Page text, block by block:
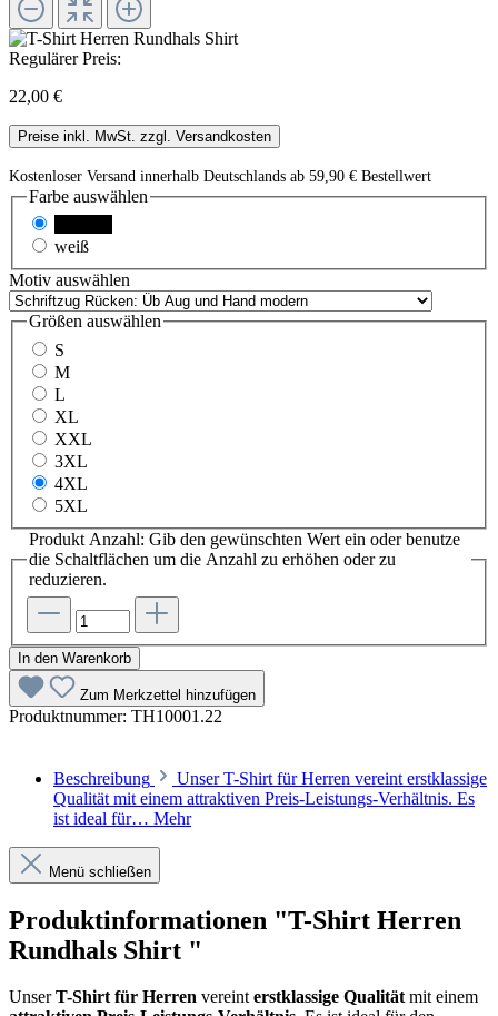
Regulärer Preis:
22,00 €
Preise inkl. MwSt. zzgl. Versandkosten
Kostenloser Versand innerhalb Deutschlands ab 59,90 € Bestellwert
Farbe auswählen
weiß
Motiv auswählen
Größen auswählen
S
M
L
XL
XXL
3XL
4XL
5XL
Produkt Anzahl: Gib den gewünschten Wert ein oder benutze
die Schaltflächen um die Anzahl zu erhöhen oder zu
reduzieren.
In den Warenkorb
Zum Merkzettel hinzufügen
Produktnummer: TH10001.22
Beschreibung
Unser T-Shirt für Herren vereint erstklassige
Qualität mit einem attraktiven Preis-Leistungs-Verhältnis. Es
ist ideal für… Mehr
Menü schließen
Produktinformationen "T-Shirt Herren
Rundhals Shirt "
UnserT-Shirt für Herren vereinterstklassige Qualitätmit einem